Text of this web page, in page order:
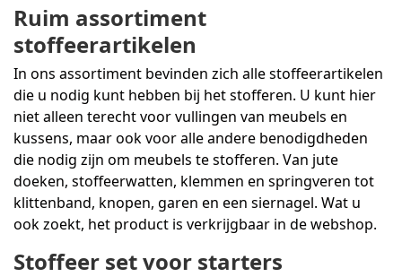
Ruim assortiment
stoffeerartikelen
In ons assortiment bevinden zich alle stoffeerartikelen
die u nodig kunt hebben bij het stofferen. U kunt hier
niet alleen terecht voor vullingen van meubels en
kussens, maar ook voor alle andere benodigdheden
die nodig zijn om meubels te stofferen. Van jute
doeken, stoffeerwatten, klemmen en springveren tot
klittenband, knopen, garen en een siernagel. Wat u
ook zoekt, het product is verkrijgbaar in de webshop.
Stoffeer set voor starters